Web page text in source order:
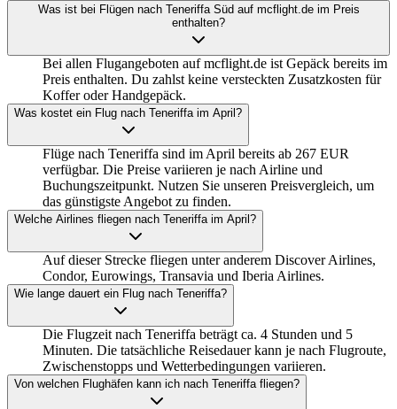
Was ist bei Flügen nach Teneriffa Süd auf mcflight.de im Preis
enthalten?
Bei allen Flugangeboten auf mcflight.de ist Gepäck bereits im
Preis enthalten. Du zahlst keine versteckten Zusatzkosten für
Koffer oder Handgepäck.
Was kostet ein Flug nach Teneriffa im April?
Flüge nach Teneriffa sind im April bereits ab 267 EUR
verfügbar. Die Preise variieren je nach Airline und
Buchungszeitpunkt. Nutzen Sie unseren Preisvergleich, um
das günstigste Angebot zu finden.
Welche Airlines fliegen nach Teneriffa im April?
Auf dieser Strecke fliegen unter anderem Discover Airlines,
Condor, Eurowings, Transavia und Iberia Airlines.
Wie lange dauert ein Flug nach Teneriffa?
Die Flugzeit nach Teneriffa beträgt ca. 4 Stunden und 5
Minuten. Die tatsächliche Reisedauer kann je nach Flugroute,
Zwischenstopps und Wetterbedingungen variieren.
Von welchen Flughäfen kann ich nach Teneriffa fliegen?